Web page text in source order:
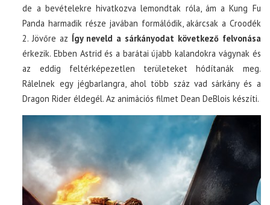
de a bevételekre hivatkozva lemondtak róla, ám a Kung Fu
Panda harmadik része javában formálódik, akárcsak a Croodék
2. Jövőre az Így neveld a sárkányodat következő felvonása
érkezik. Ebben Astrid és a barátai újabb kalandokra vágynak és
az eddig feltérképezetlen területeket hódítanák meg.
Rálelnek egy jégbarlangra, ahol több száz vad sárkány és a
Dragon Rider éldegél. Az animációs filmet Dean DeBlois készíti.